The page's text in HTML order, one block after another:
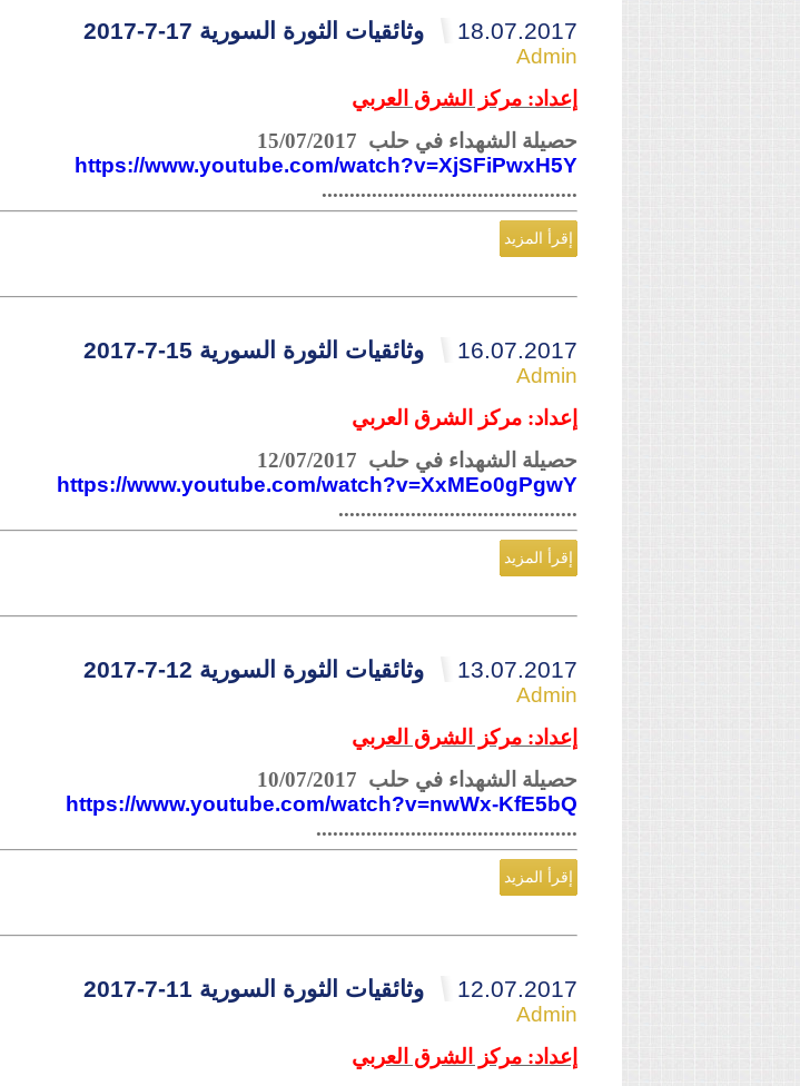
18.07.2017 وثائقيات الثورة السورية 17-7-2017
Admin
إعداد: مركز الشرق العربي
حصيلة الشهداء في حلب 15/07/2017
https://www.youtube.com/watch?v=XjSFiPwxH5Y
..............................................
إقرأ المزيد
16.07.2017 وثائقيات الثورة السورية 15-7-2017
Admin
إعداد: مركز الشرق العربي
حصيلة الشهداء في حلب 12/07/2017
https://www.youtube.com/watch?v=XxMEo0gPgwY
...........................................
إقرأ المزيد
13.07.2017 وثائقيات الثورة السورية 12-7-2017
Admin
إعداد: مركز الشرق العربي
حصيلة الشهداء في حلب 10/07/2017
https://www.youtube.com/watch?v=nwWx-KfE5bQ
...............................................
إقرأ المزيد
12.07.2017 وثائقيات الثورة السورية 11-7-2017
Admin
إعداد: مركز الشرق العربي